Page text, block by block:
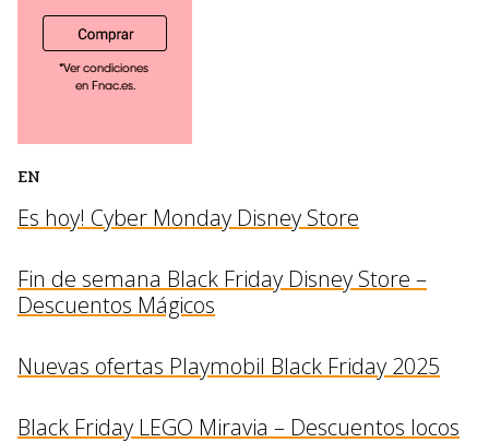
EN
Es hoy! Cyber Monday Disney Store
Fin de semana Black Friday Disney Store –
Descuentos Mágicos
Nuevas ofertas Playmobil Black Friday 2025
Black Friday LEGO Miravia – Descuentos locos